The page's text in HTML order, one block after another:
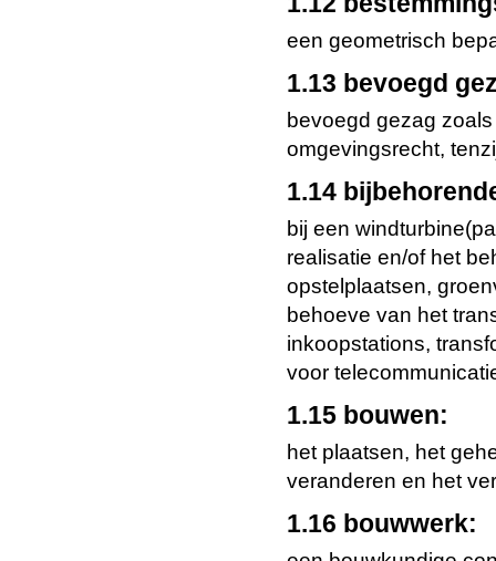
een geometrisch
1.13 bevoegd
bevoegd gezag
omgevingsrecht,
1.14
bij een
realisatie en/of het
opstelplaatsen,
behoeve van het
inkoopstations,
voor
1.15 bouwen:
het plaatsen, het
veranderen en het
1.16 bouwwerk: